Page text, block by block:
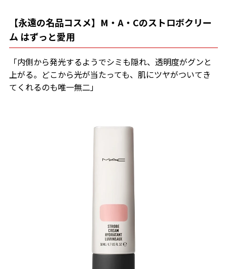
【永遠の名品コスメ】M・A・Cのストロボクリー
ム はずっと愛用
「内側から発光するようでシミも隠れ、透明度がグンと
上がる。どこから光が当たっても、肌にツヤがついてき
てくれるのも唯一無二」